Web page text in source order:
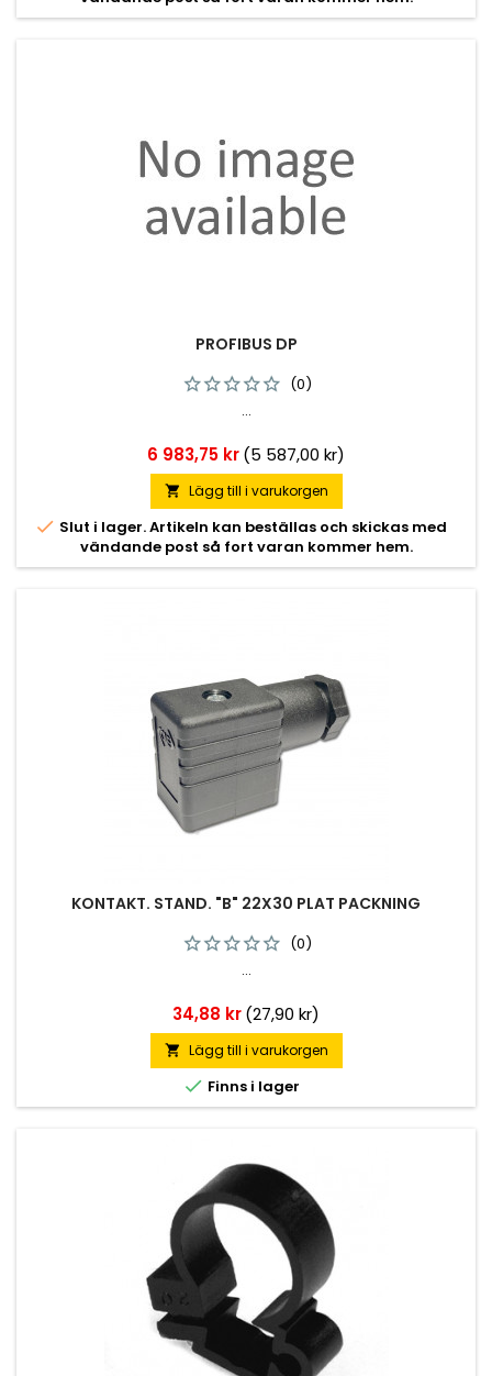
PROFIBUS DP
(0)
...
Pris
6 983,75 kr(5 587,00 kr)
 Lägg till i varukorgen
 Slut i lager. Artikeln kan beställas och skickas med
vändande post så fort varan kommer hem.
KONTAKT. STAND. "B" 22X30 PLAT PACKNING
(0)
...
Pris
34,88 kr(27,90 kr)
 Lägg till i varukorgen
 Finns i lager